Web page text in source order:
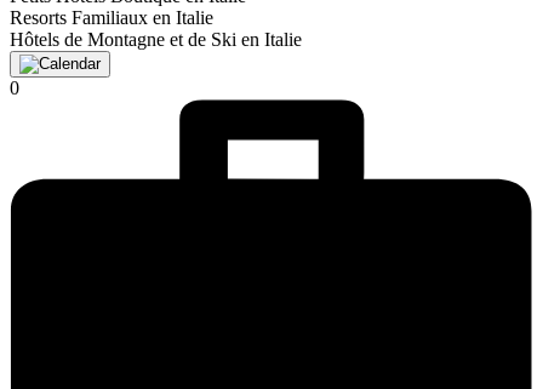
Resorts Familiaux en Italie
Hôtels de Montagne et de Ski en Italie
0